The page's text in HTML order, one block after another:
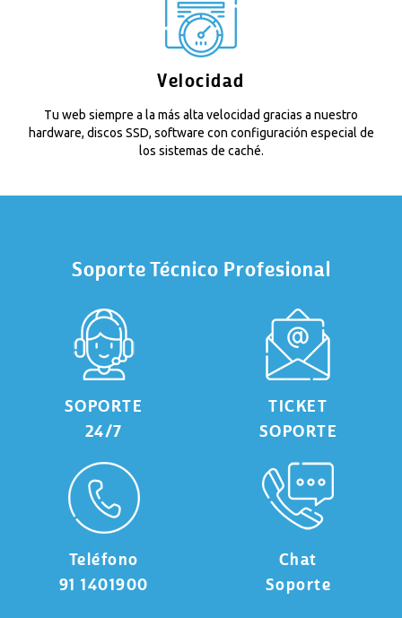
Velocidad
Tu web siempre a la más alta velocidad gracias a nuestro
hardware, discos SSD, software con configuración especial de
los sistemas de caché.
Soporte Técnico Profesional
SOPORTE
24/7
TICKET
SOPORTE
Teléfono
91 1401900
Chat
Soporte